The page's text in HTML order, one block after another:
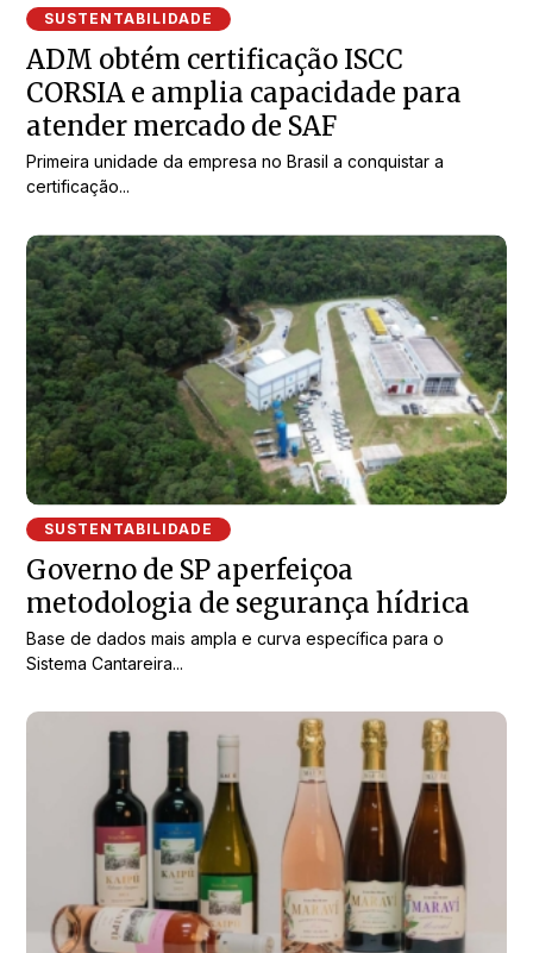
SUSTENTABILIDADE
ADM obtém certificação ISCC
CORSIA e amplia capacidade para
atender mercado de SAF
Primeira unidade da empresa no Brasil a conquistar a
certificação...
SUSTENTABILIDADE
Governo de SP aperfeiçoa
metodologia de segurança hídrica
Base de dados mais ampla e curva específica para o
Sistema Cantareira...